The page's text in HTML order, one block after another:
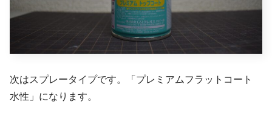
次はスプレータイプです。「プレミアムフラットコート
水性」になります。